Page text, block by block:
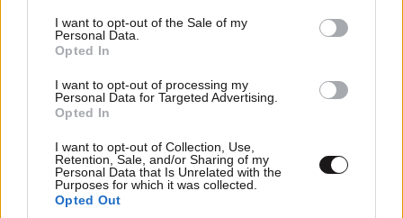
consent section.
I want to opt-out of the Sale of my
Personal Data.
Opted In
I want to opt-out of processing my
Personal Data for Targeted Advertising.
Opted In
I want to opt-out of Collection, Use,
Retention, Sale, and/or Sharing of my
Personal Data that Is Unrelated with the
Purposes for which it was collected.
Opted Out